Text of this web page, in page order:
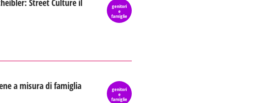
genitori
e
famiglie
a misura di famiglia genitori
e
famiglie